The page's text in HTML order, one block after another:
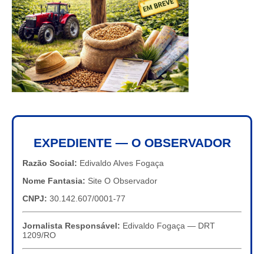
EXPEDIENTE — O OBSERVADOR
Razão Social: Edivaldo Alves Fogaça
Nome Fantasia: Site O Observador
CNPJ: 30.142.607/0001-77
Jornalista Responsável: Edivaldo Fogaça — DRT
1209/RO